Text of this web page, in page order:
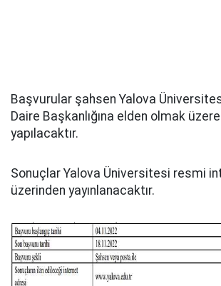
Başvurular şahsen Yalova
Daire Başkanlığına elden olmak
yapılacaktır.
Sonuçlar Yalova Üniversitesi resmi
üzerinden yayınlanacaktır.